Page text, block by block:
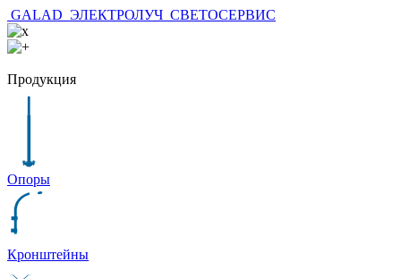
GALAD ЭЛЕКТРОЛУЧ СВЕТОСЕРВИС
Продукция
Опоры
Кронштейны